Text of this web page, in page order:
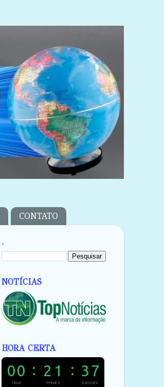
CONTATO
.
NOTÍCIAS
HORA CERTA